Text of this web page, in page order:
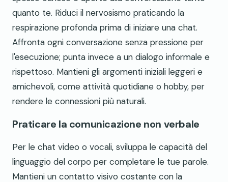
quanto te. Riduci il nervosismo praticando la
respirazione profonda prima di iniziare una chat.
Affronta ogni conversazione senza pressione per
l'esecuzione; punta invece a un dialogo informale e
rispettoso. Mantieni gli argomenti iniziali leggeri e
amichevoli, come attività quotidiane o hobby, per
rendere le connessioni più naturali.
Praticare la comunicazione non verbale
Per le chat video o vocali, sviluppa le capacità del
linguaggio del corpo per completare le tue parole.
Mantieni un contatto visivo costante con la